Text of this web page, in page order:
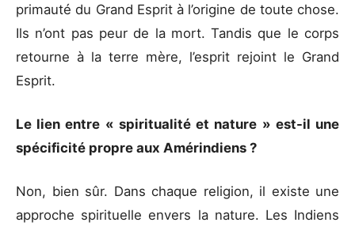
primauté du Grand Esprit à l’origine de toute chose.
Ils n’ont pas peur de la mort. Tandis que le corps
retourne à la terre mère, l’esprit rejoint le Grand
Esprit.
Le lien entre « spiritualité et nature » est-il une
spécificité propre aux Amérindiens ?
Non, bien sûr. Dans chaque religion, il existe une
approche spirituelle envers la nature. Les Indiens